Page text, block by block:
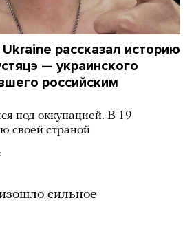
рассказал историю
— украинского
российским
под оккупацией. В 19
своей страной
сильное